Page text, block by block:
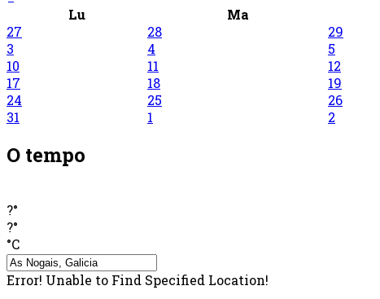
Lu
Ma
27
28 29
3
4 5
10
11 12
17
18 19
24
25 26
31
1 2
O tempo
?°
?°
°C
Error! Unable to Find Specified Location!